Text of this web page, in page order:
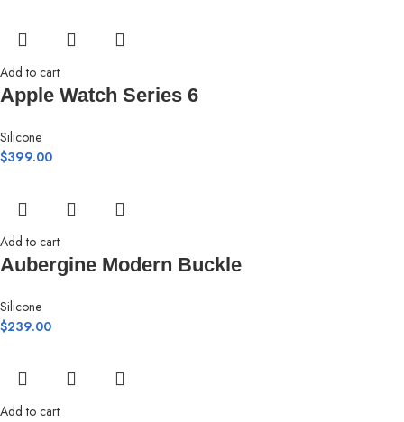
Add to cart
Apple Watch Series 6
Silicone
$399.00
Add to cart
Aubergine Modern Buckle
Silicone
$239.00
Add to cart